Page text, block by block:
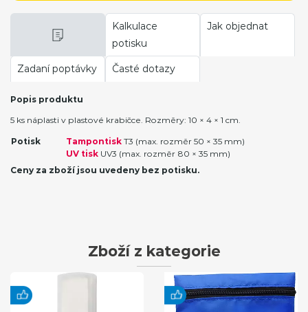
Kalkulace
potisku
Jak objednat
Zadaní poptávky Časté dotazy
Popis produktu
5 ks náplasti v plastové krabičce. Rozměry: 10 × 4 × 1 cm.
Potisk Tampontisk T3 (max. rozměr 50 × 35 mm)
UV tisk UV3 (max. rozměr 80 × 35 mm)
Ceny za zboží jsou uvedeny bez potisku.
Zboží z kategorie